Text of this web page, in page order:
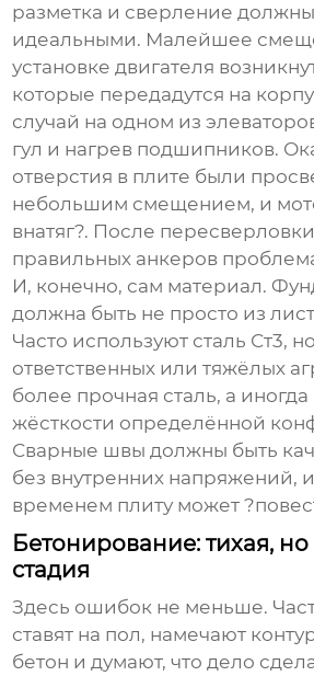
разметка и сверление
идеальными. Малейшее
установке двигателя
которые передадутся на
случай на одном из
гул и нагрев подшипников.
отверстия в плите были
небольшим смещением, и
внатяг?. После
правильных анкеров
И, конечно, сам материал.
должна быть не просто из
Часто используют сталь Ст3,
ответственных или тяжёлых
более прочная сталь, а
жёсткости определённой
Сварные швы должны быть
без внутренних напряжений,
временем плиту может
Бетонирование: тихая,
стадия
Здесь ошибок не меньше.
ставят на пол, намечают
бетон и думают, что дело